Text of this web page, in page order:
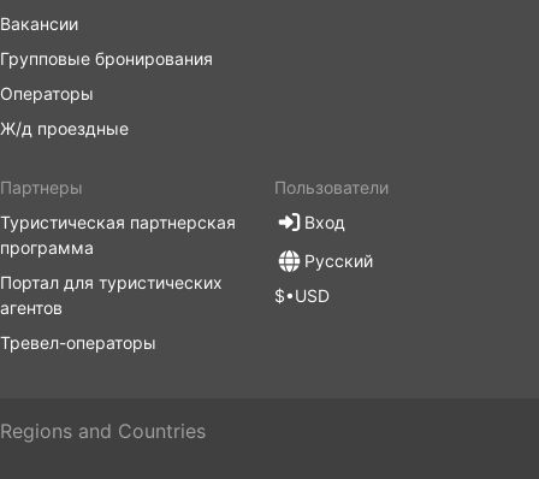
Вакансии
Групповые бронирования
Операторы
Ж/д проездные
Партнеры
Туристическая партнерская
программа
Портал для туристических
агентов
Тревел-операторы
Пользователи
Вход
Русский
$•USD
Regions and Countries